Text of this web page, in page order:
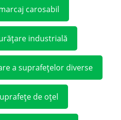
carosabil
industrială
a suprafețelor diverse
de oțel